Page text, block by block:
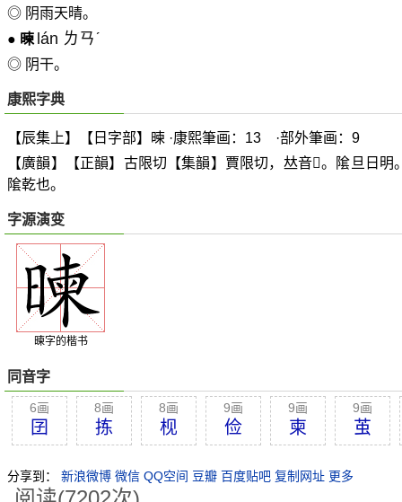
◎ 阴雨天晴。
● 暕 lán ㄌㄢˊ
◎ 阴干。
康熙字典
【辰集上】【日字部】暕 ·康熙筆画：13 ·部外筆画：9
【廣韻】【正韻】古限切【集韻】賈限切， 𠀤音𥳑。隂旦日明
隂乾也。
字源演变
暕字的楷书
同音字
6画
囝
8画
拣
8画
枧
9画
俭
9画
柬
9画
茧
分享到： 新浪微博 微信 QQ空间 豆瓣 百度贴吧 复制网址 更多